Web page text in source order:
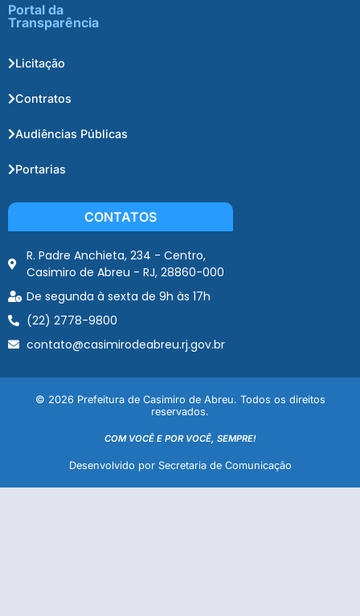
Portal da
Transparência
Licitação
Contratos
Audiências Públicas
Portarias
CONTATOS
R. Padre Anchieta, 234 - Centro,
Casimiro de Abreu - RJ, 28860-000
De segunda à sexta de 9h às 17h
(22) 2778-9800
contato@casimirodeabreu.rj.gov.br
© 2026 Prefeitura de Casimiro de Abreu. Todos os direitos
reservados.
COM VOCÊ E POR VOCÊ, SEMPRE!
Desenvolvido por Secretaria de Comunicação